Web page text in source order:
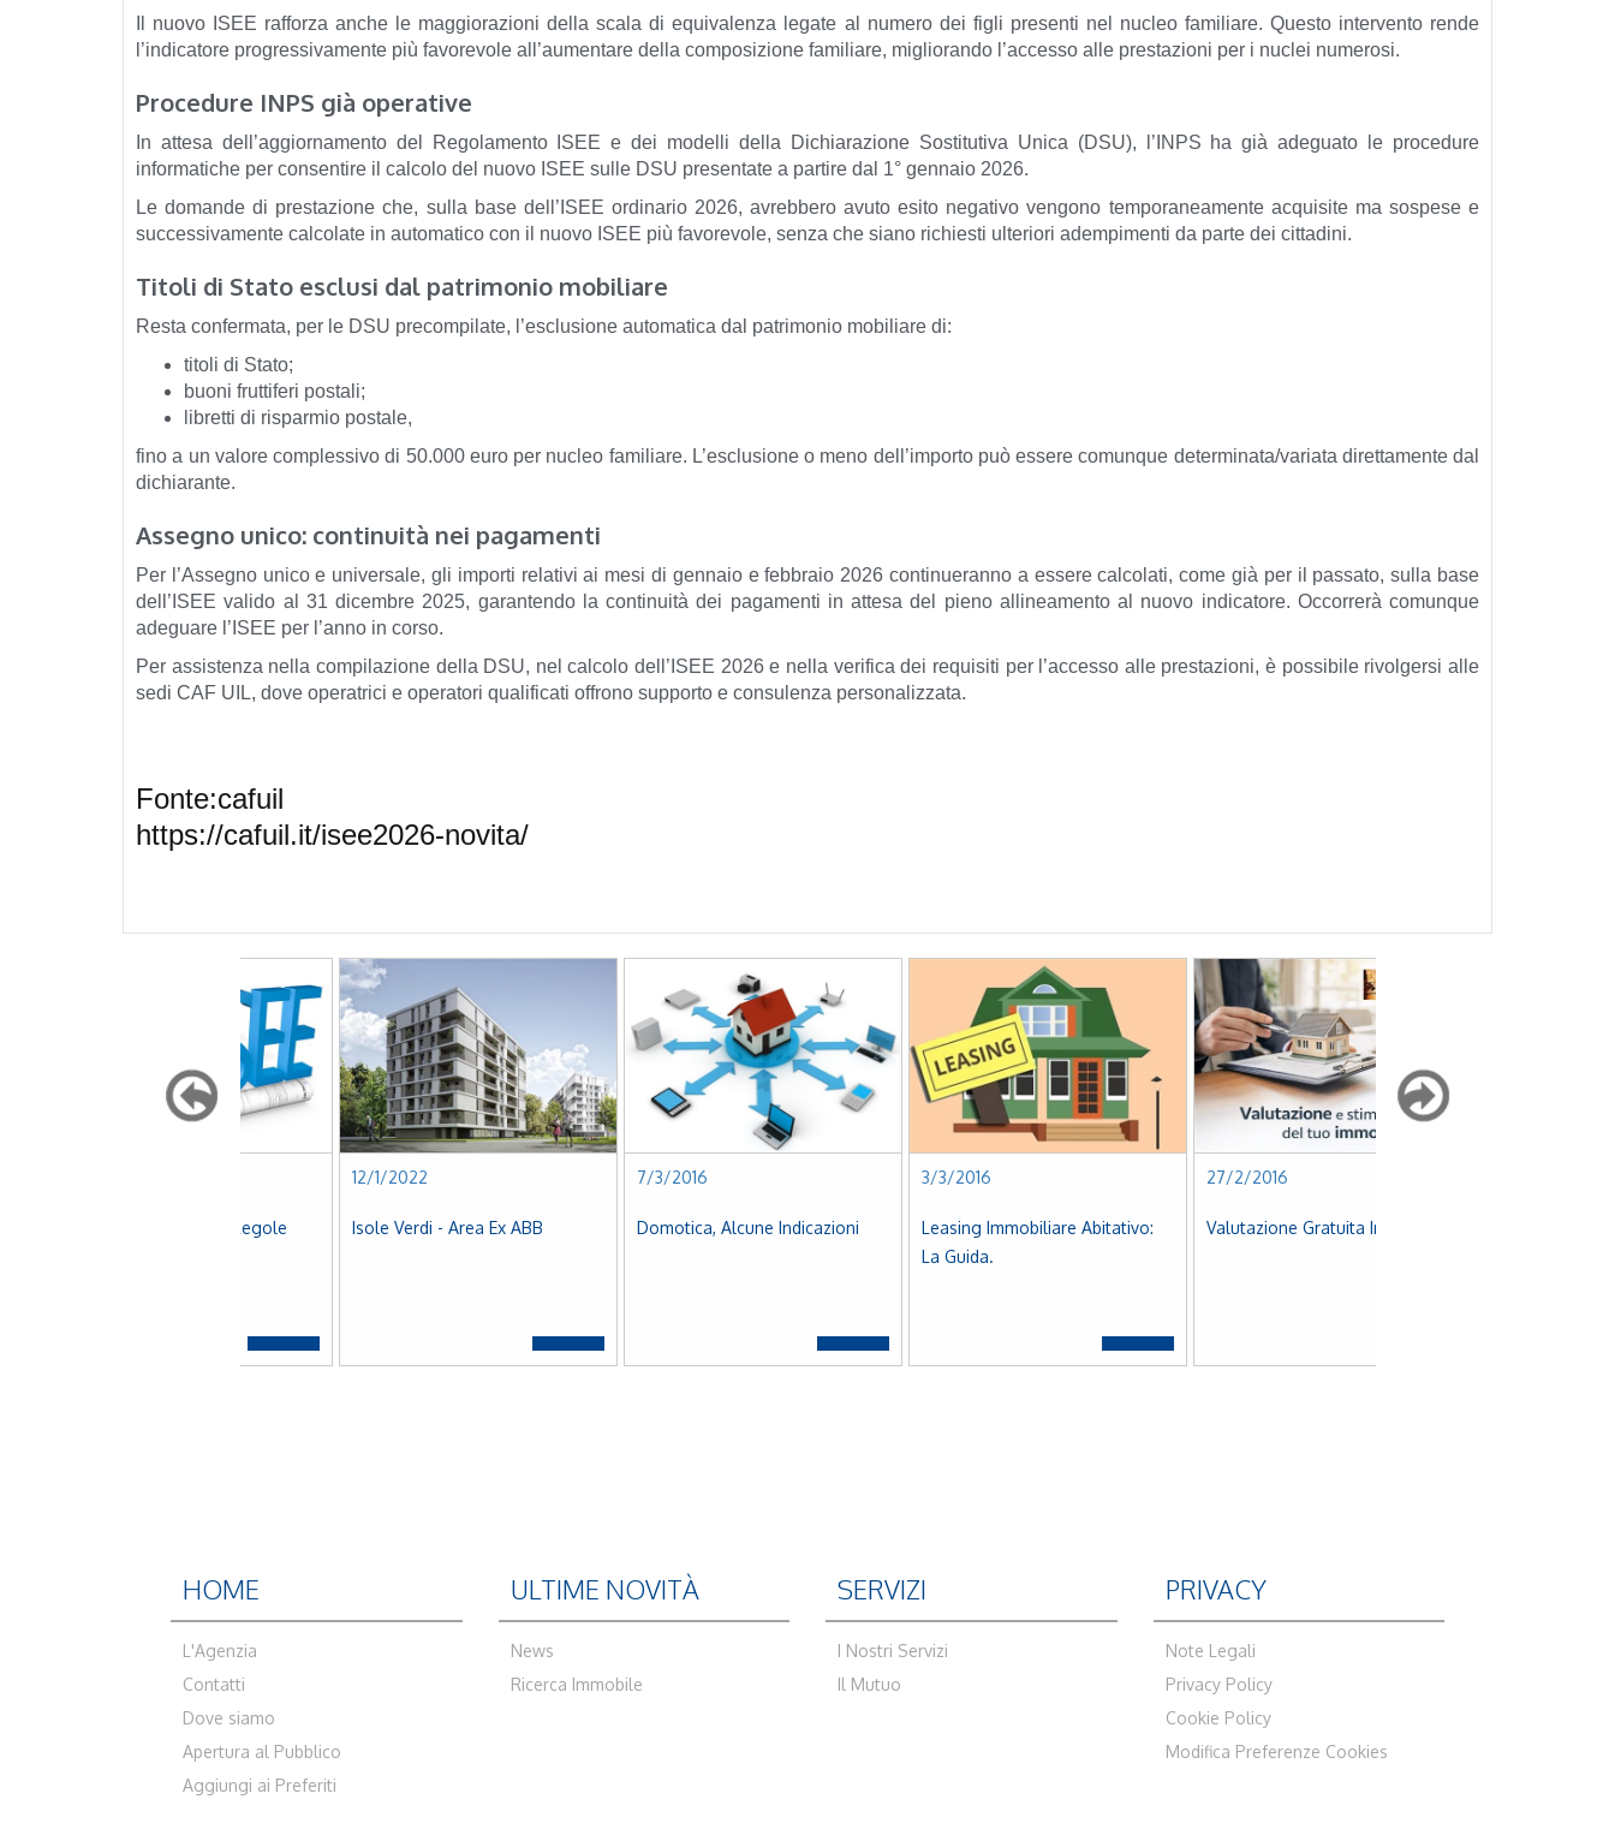
Il nuovo ISEE rafforza anche le maggiorazioni della scala di equivalenza legate al numero dei figli presenti nel nucleo familiare. Questo intervento rende
l’indicatore progressivamente più favorevole all’aumentare della composizione familiare, migliorando l’accesso alle prestazioni per i nuclei numerosi.
Procedure INPS già operative
In attesa dell’aggiornamento del Regolamento ISEE e dei modelli della Dichiarazione Sostitutiva Unica (DSU), l’INPS ha già adeguato le procedure
informatiche per consentire il calcolo del nuovo ISEE sulle DSU presentate a partire dal 1° gennaio 2026.
Le domande di prestazione che, sulla base dell’ISEE ordinario 2026, avrebbero avuto esito negativo vengono temporaneamente acquisite ma sospese e
successivamente calcolate in automatico con il nuovo ISEE più favorevole, senza che siano richiesti ulteriori adempimenti da parte dei cittadini.
Titoli di Stato esclusi dal patrimonio mobiliare
Resta confermata, per le DSU precompilate, l’esclusione automatica dal patrimonio mobiliare di:
titoli di Stato;
buoni fruttiferi postali;
libretti di risparmio postale,
fino a un valore complessivo di 50.000 euro per nucleo familiare. L’esclusione o meno dell’importo può essere comunque determinata/variata direttamente dal
dichiarante.
Assegno unico: continuità nei pagamenti
Per l’Assegno unico e universale, gli importi relativi ai mesi di gennaio e febbraio 2026 continueranno a essere calcolati, come già per il passato, sulla base
dell’ISEE valido al 31 dicembre 2025, garantendo la continuità dei pagamenti in attesa del pieno allineamento al nuovo indicatore. Occorrerà comunque
adeguare l’ISEE per l’anno in corso.
Per assistenza nella compilazione della DSU, nel calcolo dell’ISEE 2026 e nella verifica dei requisiti per l’accesso alle prestazioni, è possibile rivolgersi alle
sedi CAF UIL, dove operatrici e operatori qualificati offrono supporto e consulenza personalizzata.
Fonte:cafuil
https://cafuil.it/isee2026-novita/
Isole Verdi - Area Ex ABB Domotica, Alcune Indicazioni
Leasing Immobiliare Abitativo:
Valutazione Gratuita Immobile
HOME
L'Agenzia
Contatti
Dove siamo
Apertura al Pubblico
Aggiungi ai Preferiti
ULTIME NOVITÀ
News
Ricerca Immobile
SERVIZI
I Nostri Servizi
Il Mutuo
PRIVACY
Note Legali
Privacy Policy
Cookie Policy
Modifica Preferenze Cookies